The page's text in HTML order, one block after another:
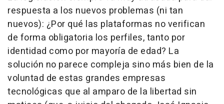
respuesta a los nuevos problemas (ni tan
nuevos): ¿Por qué las plataformas no verifican
de forma obligatoria los perfiles, tanto por
identidad como por mayoría de edad? La
solución no parece compleja sino más bien de la
voluntad de estas grandes empresas
tecnológicas que al amparo de la libertad sin